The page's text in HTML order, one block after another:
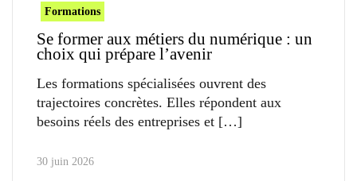
Formations
Se former aux métiers du numérique : un
choix qui prépare l’avenir
Les formations spécialisées ouvrent des
trajectoires concrètes. Elles répondent aux
besoins réels des entreprises et
30 juin 2026